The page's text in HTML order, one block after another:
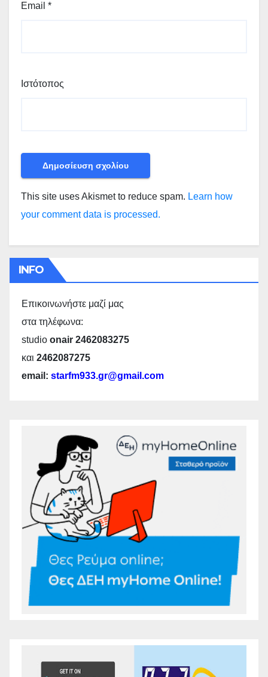
Email *
Ιστότοπος
This site uses Akismet to reduce spam. Learn how
your comment data is processed.
INFO
Επικοινωνήστε μαζί μας
στα τηλέφωνα:
studio onair 2462083275
και 2462087275
email: starfm933.gr@gmail.com